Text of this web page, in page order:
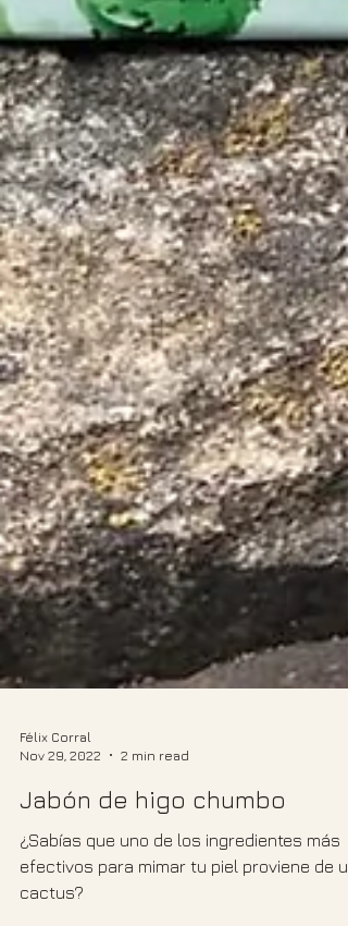
Félix Corral
Nov 29, 2022
2 min read
Jabón de higo chumbo
¿Sabías que uno de los ingredientes más